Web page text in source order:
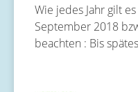
Wie jedes Jahr gilt
September 2018
beachten : Bis